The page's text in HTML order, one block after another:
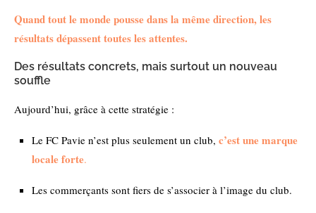
Quand tout le monde pousse dans la même direction, les
résultats dépassent toutes les attentes.
Des résultats concrets, mais surtout un nouveau
souffle
Aujourd’hui, grâce à cette stratégie :
Le FC Pavie n’est plus seulement un club, c’est une marque
locale forte.
Les commerçants sont fiers de s’associer à l’image du club.